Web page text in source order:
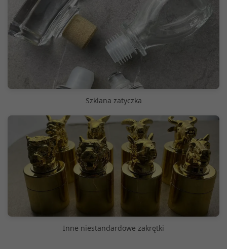
Szklana zatyczka
Inne niestandardowe zakrętki